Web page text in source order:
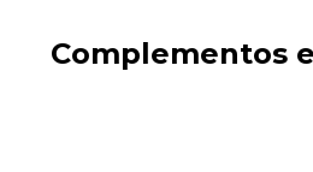
Complementos